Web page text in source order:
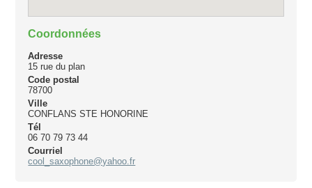
Coordonnées
Adresse
15 rue du plan
Code postal
78700
Ville
CONFLANS STE HONORINE
Tél
06 70 79 73 44
Courriel
cool_saxophone@yahoo.fr